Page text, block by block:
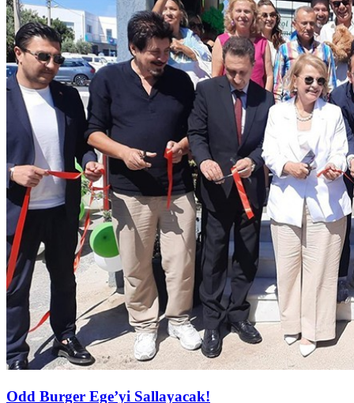
Odd Burger Ege’yi Sallayacak!